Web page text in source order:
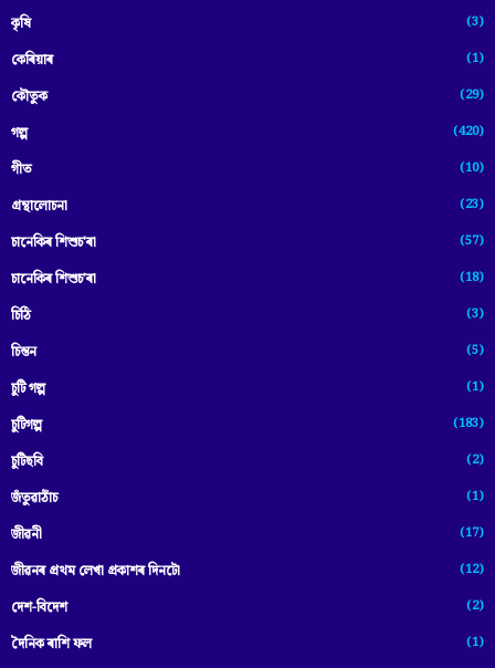
কৃষি (3)
কেৰিয়াৰ (1)
কৌতুক (29)
গল্প (420)
গীত (10)
গ্ৰন্থালোচনা (23)
চানেকিৰ শিশুচ'ৰা (57)
চানেকিৰ শিশুচ’ৰা (18)
চিঠি (3)
চিন্তন (5)
চুটি গল্প (1)
চুটিগল্প (183)
চুটিছবি (2)
জঁতুৱাঠাঁচ (1)
জীৱনী (17)
জীৱনৰ প্ৰথম লেখা প্ৰকাশৰ দিনটো (12)
দেশ-বিদেশ (2)
দৈনিক ৰাশি ফল (1)